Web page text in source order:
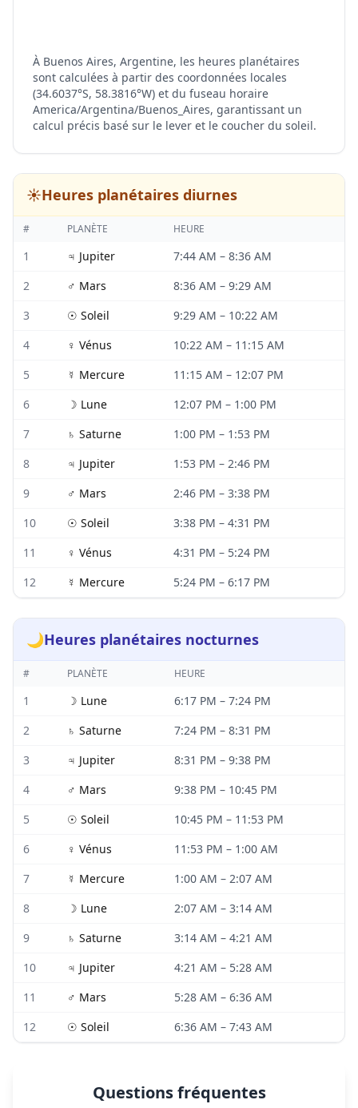
À Buenos Aires, Argentine, les heures planétaires
sont calculées à partir des coordonnées locales
(34.6037°S, 58.3816°W) et du fuseau horaire
America/Argentina/Buenos_Aires, garantissant un
calcul précis basé sur le lever et le coucher du soleil.
☀️Heures planétaires diurnes
# PLANÈTE HEURE
1 ♃ Jupiter 7:44 AM – 8:36 AM
2
♂ Mars 8:36 AM – 9:29 AM
3
☉ Soleil 9:29 AM – 10:22 AM
4
♀ Vénus 10:22 AM – 11:15 AM
5
☿ Mercure 11:15 AM – 12:07 PM
6
☽ Lune 12:07 PM – 1:00 PM
7
♄ Saturne 1:00 PM – 1:53 PM
8
♃ Jupiter 1:53 PM – 2:46 PM
9
♂ Mars 2:46 PM – 3:38 PM
10
☉ Soleil 3:38 PM – 4:31 PM
11
♀ Vénus 4:31 PM – 5:24 PM
12
☿ Mercure 5:24 PM – 6:17 PM
🌙Heures planétaires nocturnes
# PLANÈTE HEURE
1 ☽ Lune 6:17 PM – 7:24 PM
2
♄ Saturne 7:24 PM – 8:31 PM
3
♃ Jupiter 8:31 PM – 9:38 PM
4
♂ Mars 9:38 PM – 10:45 PM
5
☉ Soleil 10:45 PM – 11:53 PM
6
♀ Vénus 11:53 PM – 1:00 AM
7
☿ Mercure 1:00 AM – 2:07 AM
8
☽ Lune 2:07 AM – 3:14 AM
9
♄ Saturne 3:14 AM – 4:21 AM
10
♃ Jupiter 4:21 AM – 5:28 AM
11
♂ Mars 5:28 AM – 6:36 AM
12
☉ Soleil 6:36 AM – 7:43 AM
Questions fréquentes